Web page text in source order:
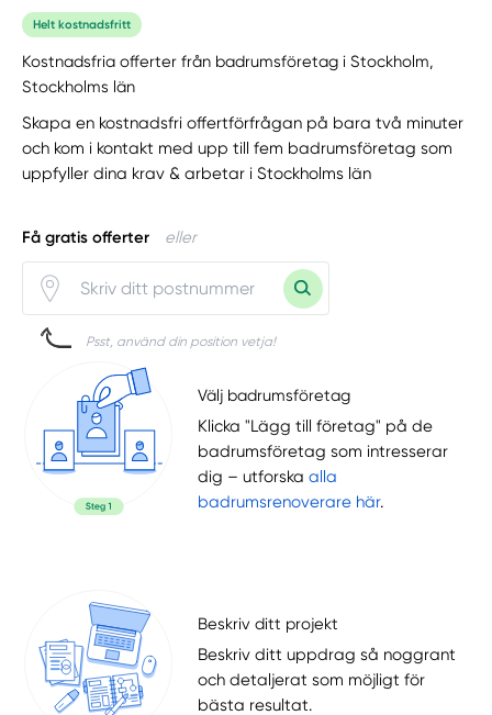
Helt kostnadsfritt
Kostnadsfria offerter från badrumsföretag i Stockholm,
Stockholms län
Skapa en kostnadsfri offertförfrågan på bara två minuter
och kom i kontakt med upp till fem badrumsföretag som
uppfyller dina krav & arbetar i Stockholms län
Få gratis offerter eller
Psst, använd din position vetja!
Välj badrumsföretag
Klicka "Lägg till företag" på de
badrumsföretag som intresserar
dig – utforskaalla
badrumsrenoverare här.
Beskriv ditt projekt
Beskriv ditt uppdrag så noggrant
och detaljerat som möjligt för
bästa resultat.